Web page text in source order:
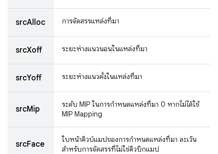
srcAlloc การจัดสรรแหล่งที่มา
srcXoff ระยะห่างแนวนอนในแหล่งที่มา
srcYoff ระยะห่างแนวตั้งในแหล่งที่มา
srcMip
ระดับ MIP ในการกําหนดแหล่งที่มา 0 หากไม่ได้ใช้
MIP Mapping
srcFace
ใบหน้าคิวบ์แมปของการกําหนดแหล่งที่มา ละเว้น
สำหรับการจัดสรรที่ไม่ใช่คิวบิกแมป